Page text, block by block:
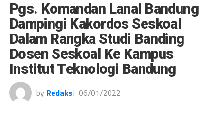
Pgs. Komandan Lanal Bandung
Dampingi Kakordos Seskoal
Dalam Rangka Studi Banding
Dosen Seskoal Ke Kampus
Institut Teknologi Bandung
by Redaksi 06/01/2022